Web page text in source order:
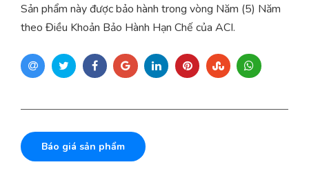
Sản phẩm này được bảo hành trong vòng Năm (5) Năm
theo Điều Khoản Bảo Hành Hạn Chế của ACI.
Báo giá sản phẩm